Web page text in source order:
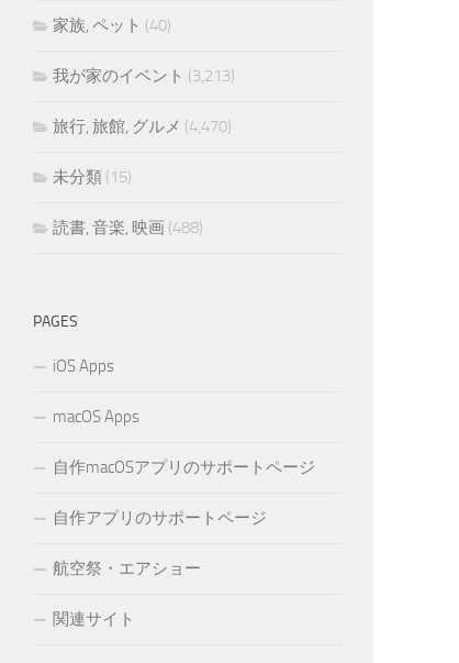
家族, ペット (40)
我が家のイベント (3,213)
旅行, 旅館, グルメ (4,470)
未分類 (15)
読書, 音楽, 映画 (488)
PAGES
iOS Apps
macOS Apps
自作macOSアプリのサポートページ
自作アプリのサポートページ
航空祭・エアショー
関連サイト